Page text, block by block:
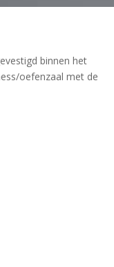
binnen het
oefenzaal met de